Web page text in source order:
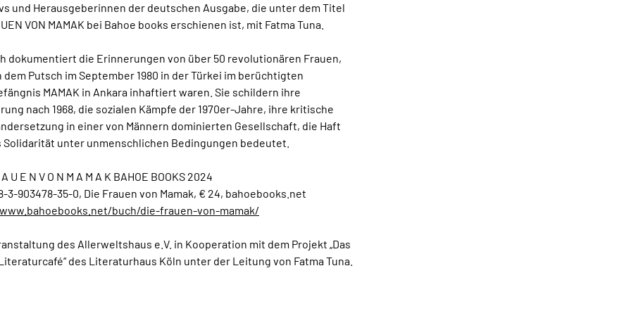
und Herausgeberinnen der deutschen Ausgabe, die unter dem Titel
VON MAMAK bei Bahoe books erschienen ist, mit Fatma Tuna.
dokumentiert die Erinnerungen von über 50 revolutionären Frauen,
dem Putsch im September 1980 in der Türkei im berüchtigten
MAMAK in Ankara inhaftiert waren. Sie schildern ihre
nach 1968, die sozialen Kämpfe der 1970er-Jahre, ihre kritische
in einer von Männern dominierten Gesellschaft, die Haft
Solidarität unter unmenschlichen Bedingungen bedeutet.
U E N V O N M A M A K BAHOE BOOKS 2024
3-903478-35-0, Die Frauen von Mamak, € 24, bahoebooks.net
buch/die-frauen-von-mamak/
des Allerweltshaus e.V. in Kooperation mit dem Projekt „Das
des Literaturhaus Köln unter der Leitung von Fatma Tuna.